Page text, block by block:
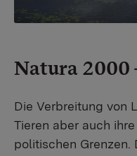
Natura 2000
Die Verbreitung von
Tieren aber auch
politischen Grenzen.